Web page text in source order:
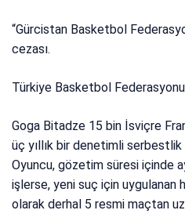
“Gürcistan Basketbol
cezası.
Türkiye Basketbol
Goga Bitadze 15 bin İsviçre
üç yıllık bir denetimli
Oyuncu, gözetim süresi içinde
işlerse, yeni suç için uygulanan
olarak derhal 5 resmi maçtan